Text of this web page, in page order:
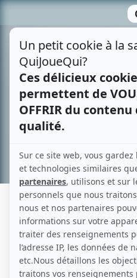
contenu
LOUIS GAGNÉ
Liens
Fiche de Louis Gagné sur Showbizz.net